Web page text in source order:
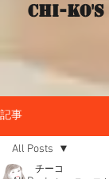
Chi-
記事
All Posts
チーコ